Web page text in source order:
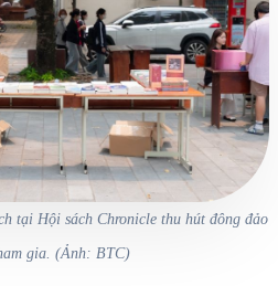
tại Hội sách Chronicle thu hút đông đảo
gia. (Ảnh: BTC)